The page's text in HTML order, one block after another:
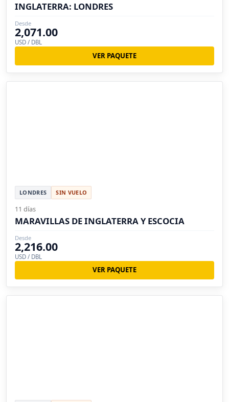
INGLATERRA: LONDRES
Desde
2,071.00
USD / DBL
VER PAQUETE
LONDRES SIN VUELO
11 días
MARAVILLAS DE INGLATERRA Y ESCOCIA
Desde
2,216.00
USD / DBL
VER PAQUETE